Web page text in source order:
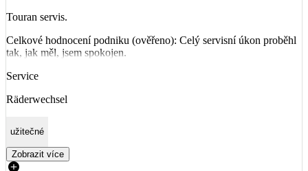
Touran servis.
Celkové hodnocení podniku (ověřeno): Celý servisní úkon proběhl
tak, jak měl, jsem spokojen.
Service
Räderwechsel
užitečné
Zobrazit více